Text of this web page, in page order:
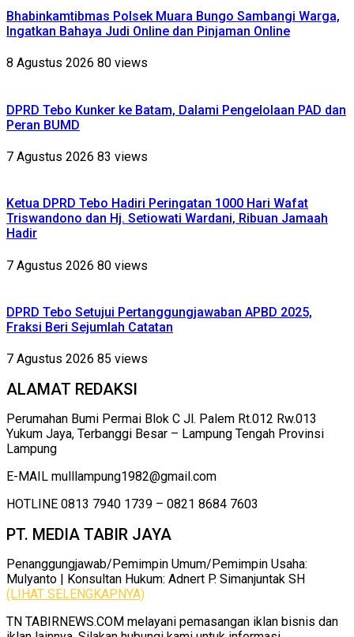
Bhabinkamtibmas Polsek Muara Bungo Sambangi Warga,
Ingatkan Bahaya Judi Online dan Pinjaman Online
8 Agustus 2026 80 views
DPRD Tebo Kunker ke Batam, Dalami Pengelolaan PAD dan
Peran BUMD
7 Agustus 2026 83 views
Ketua DPRD Tebo Hadiri Peringatan 1000 Hari Wafat
Triswandono dan Hj. Setiowati Wardani, Ribuan Jamaah
Hadir
7 Agustus 2026 80 views
DPRD Tebo Setujui Pertanggungjawaban APBD 2025,
Fraksi Beri Sejumlah Catatan
7 Agustus 2026 85 views
ALAMAT REDAKSI
Perumahan Bumi Permai Blok C Jl. Palem Rt.012 Rw.013
Yukum Jaya, Terbanggi Besar – Lampung Tengah Provinsi
Lampung
E-MAIL mulllampung1982@gmail.com
HOTLINE 0813 7940 1739 – 0821 8684 7603
PT. MEDIA TABIR JAYA
Penanggungjawab/Pemimpin Umum/Pemimpin Usaha:
Mulyanto | Konsultan Hukum: Adnert P. Simanjuntak SH
(LIHAT SELENGKAPNYA)
TN TABIRNEWS.COM melayani pemasangan iklan bisnis dan